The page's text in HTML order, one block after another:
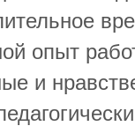
опыт
и